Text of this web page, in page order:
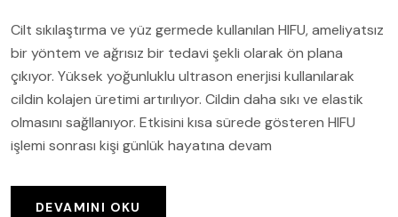
Cilt sıkılaştırma ve yüz germede kullanılan HIFU, ameliyatsız
bir yöntem ve ağrısız bir tedavi şekli olarak ön plana
çıkıyor. Yüksek yoğunluklu ultrason enerjisi kullanılarak
cildin kolajen üretimi artırılıyor. Cildin daha sıkı ve elastik
olmasını sağllanıyor. Etkisini kısa sürede gösteren HIFU
işlemi sonrası kişi günlük hayatına devam
DEVAMINI OKU